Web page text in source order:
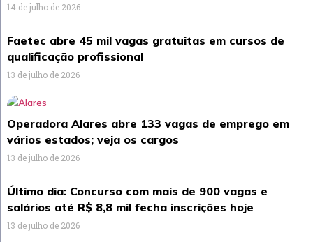
14 de julho de 2026
Faetec abre 45 mil vagas gratuitas em cursos de
qualificação profissional
13 de julho de 2026
Operadora Alares abre 133 vagas de emprego em
vários estados; veja os cargos
13 de julho de 2026
Último dia: Concurso com mais de 900 vagas e
salários até R$ 8,8 mil fecha inscrições hoje
13 de julho de 2026